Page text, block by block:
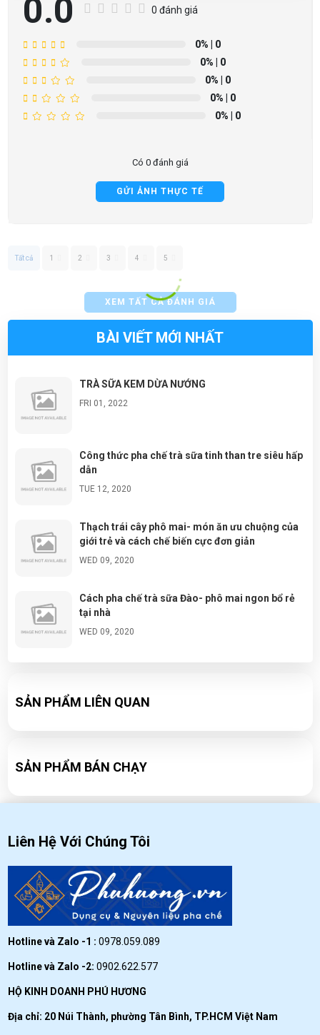
0.0 0 đánh giá
0% | 0
0% | 0
0% | 0
0% | 0
0% | 0
Có 0 đánh giá
GỬI ẢNH THỰC TẾ
Tất cả 1 2 3 4 5
XEM TẤT CẢ ĐÁNH GIÁ
BÀI VIẾT MỚI NHẤT
TRÀ SỮA KEM DỪA NƯỚNG
FRI 01, 2022
Công thức pha chế trà sữa tinh than tre siêu hấp
dẫn
TUE 12, 2020
Thạch trái cây phô mai- món ăn ưu chuộng của
giới trẻ và cách chế biến cực đơn giản
WED 09, 2020
Cách pha chế trà sữa Đào- phô mai ngon bổ rẻ
tại nhà
WED 09, 2020
WED 09, 2020
WED 09, 2020
SẢN PHẨM LIÊN QUAN
SẢN PHẨM BÁN CHẠY
Liên Hệ Với Chúng Tôi
Hotline và Zalo -1 : 0978.059.089
Hotline và Zalo -2: 0902.622.577
HỘ KINH DOANH PHÚ HƯƠNG
Địa chỉ: 20 Núi Thành, phường Tân Bình, TP.HCM Việt Nam